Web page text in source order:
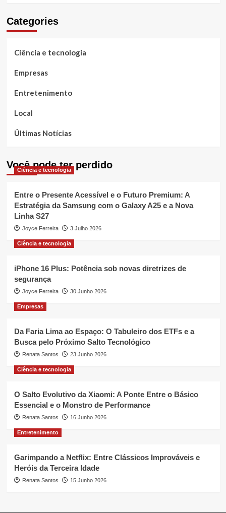
Categories
Ciência e tecnologia
Empresas
Entretenimento
Local
Últimas Notícias
Você pode ter perdido
Ciência e tecnologia
Entre o Presente Acessível e o Futuro Premium: A
Estratégia da Samsung com o Galaxy A25 e a Nova
Linha S27
Joyce Ferreira 3 Julho 2026
Ciência e tecnologia
iPhone 16 Plus: Potência sob novas diretrizes de
segurança
Joyce Ferreira 30 Junho 2026
Empresas
Da Faria Lima ao Espaço: O Tabuleiro dos ETFs e a
Busca pelo Próximo Salto Tecnológico
Renata Santos 23 Junho 2026
Ciência e tecnologia
O Salto Evolutivo da Xiaomi: A Ponte Entre o Básico
Essencial e o Monstro de Performance
Renata Santos 16 Junho 2026
Entretenimento
Garimpando a Netflix: Entre Clássicos Improváveis e
Heróis da Terceira Idade
Renata Santos 15 Junho 2026